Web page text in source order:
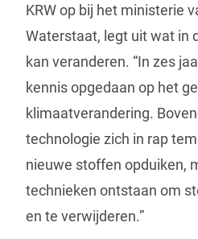
KRW op bij het ministerie
Waterstaat, legt uit wat in
kan veranderen. “In zes
kennis opgedaan op het
klimaatverandering.
technologie zich in rap
nieuwe stoffen opduiken,
technieken ontstaan om
en te verwijderen.”